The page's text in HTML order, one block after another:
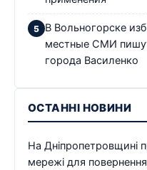
В Вольногорске
местные СМИ
города Василенко
ОСТАННІ НОВИНИ
На Дніпропетровщині
мережі для